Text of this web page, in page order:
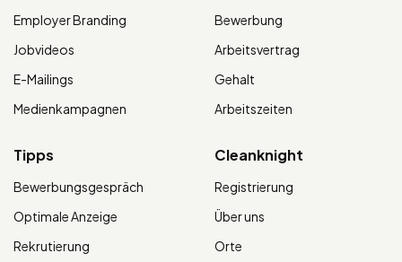
Employer Branding
Jobvideos
E-Mailings
Medienkampagnen
Bewerbung
Arbeitsvertrag
Gehalt
Arbeitszeiten
Tipps
Bewerbungsgespräch
Optimale Anzeige
Rekrutierung
Cleanknight
Registrierung
Über uns
Orte